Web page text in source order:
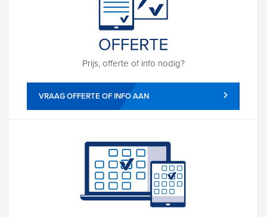
Prijs, offerte of info nodig?
VRAAG OFFERTE OF INFO AAN